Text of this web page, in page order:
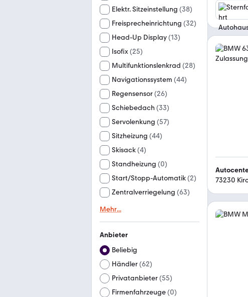
Elektr. Sitzeinstellung (38)
Freisprecheinrichtung (32)
Head-Up Display(13)
Isofix(25)
Multifunktionslenkrad (28)
Navigationssystem (44)
Regensensor(26)
Schiebedach (33)
Servolenkung (57)
Sitzheizung (44)
Skisack(4)
Standheizung (0)
Start/Stopp-Automatik(2)
Zentralverriegelung (63)
Mehr...
Anbieter
Beliebig
Händler(62)
Privatanbieter(55)
Firmenfahrzeuge(0)
73230